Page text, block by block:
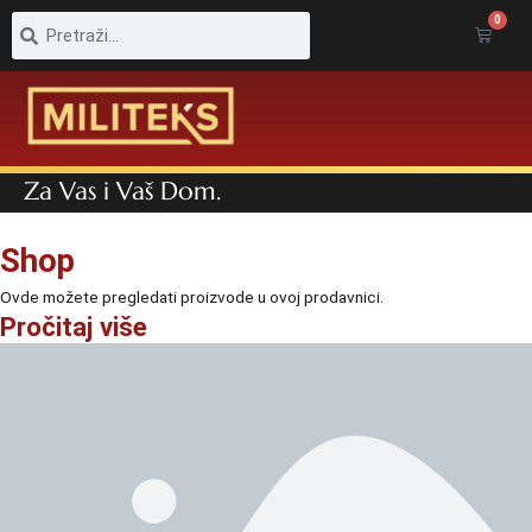
Pretraga 0
Cart
Za Vas i Vaš Dom.
Shop
Ovde možete pregledati proizvode u ovoj prodavnici.
Pročitaj više